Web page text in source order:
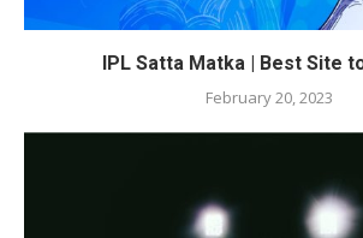
IPL Satta Matka | Best Site
February 20, 2023